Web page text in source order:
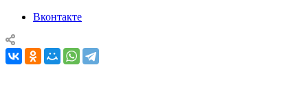
Вконтакте